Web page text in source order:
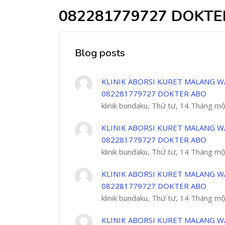
082281779727
Blog posts
KLINIK ABORSI KURET MALANG
082281779727 DOKTER ABO
klinik bundaku, Thứ tư, 14 Tháng
KLINIK ABORSI KURET MALANG
082281779727 DOKTER ABO
klinik bundaku, Thứ tư, 14 Tháng
KLINIK ABORSI KURET MALANG
082281779727 DOKTER ABO
klinik bundaku, Thứ tư, 14 Tháng
KLINIK ABORSI KURET MALANG